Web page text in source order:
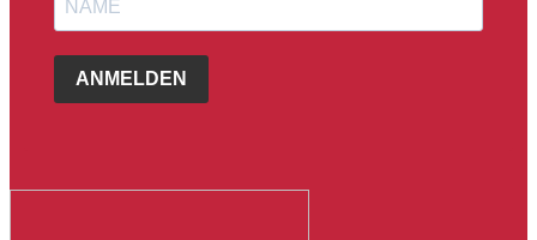
ANMELDEN